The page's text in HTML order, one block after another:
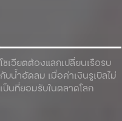
โซเวียตต้องแลกเปลี่ยนเรือรบ
กับน้ำอัดลม เมื่อค่าเงินรูเบิลไม่
เป็นที่ยอมรับในตลาดโลก